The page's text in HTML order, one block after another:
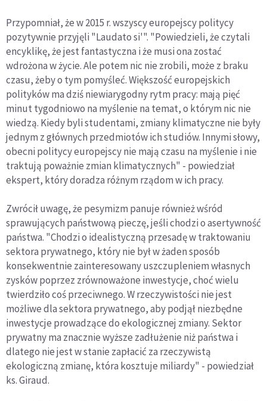
Przypomniał, że w 2015 r. wszyscy europejscy politycy
pozytywnie przyjęli "Laudato si'". "Powiedzieli, że czytali
encyklikę, że jest fantastyczna i że musi ona zostać
wdrożona w życie. Ale potem nic nie zrobili, może z braku
czasu, żeby o tym pomyśleć. Większość europejskich
polityków ma dziś niewiarygodny rytm pracy: mają pięć
minut tygodniowo na myślenie na temat, o którym nic nie
wiedzą. Kiedy byli studentami, zmiany klimatyczne nie były
jednym z głównych przedmiotów ich studiów. Innymi słowy,
obecni politycy europejscy nie mają czasu na myślenie i nie
traktują poważnie zmian klimatycznych" - powiedział
ekspert, który doradza różnym rządom w ich pracy.
Zwrócił uwagę, że pesymizm panuje również wśród
sprawujących państwową pieczę, jeśli chodzi o asertywność
państwa. "Chodzi o idealistyczną przesadę w traktowaniu
sektora prywatnego, który nie był w żaden sposób
konsekwentnie zainteresowany uszczupleniem własnych
zysków poprzez zrównoważone inwestycje, choć wielu
twierdziło coś przeciwnego. W rzeczywistości nie jest
możliwe dla sektora prywatnego, aby podjął niezbędne
inwestycje prowadzące do ekologicznej zmiany. Sektor
prywatny ma znacznie wyższe zadłużenie niż państwa i
dlatego nie jest w stanie zapłacić za rzeczywistą
ekologiczną zmianę, która kosztuje miliardy" - powiedział
ks. Giraud.